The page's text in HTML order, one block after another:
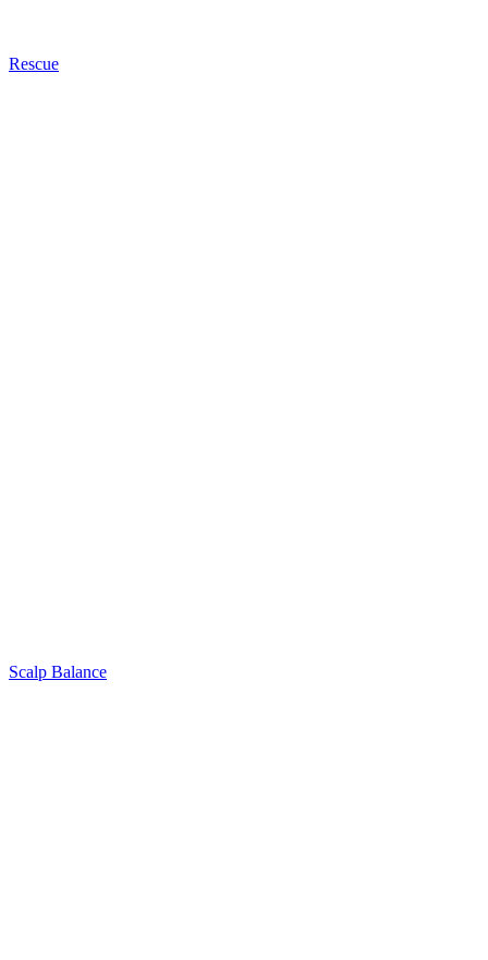
Rescue
Scalp Balance